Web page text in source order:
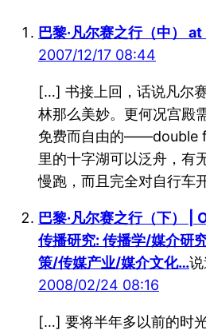
巴黎·凡尔赛之行（中）
2007/12/17 08:44
[…] 书接上回，话说凡尔
林那么美妙。更何况宫殿
免费而自由的——double
里的十字湖可以泛舟，有
慢跑，而且完全对自行车
巴黎·凡尔赛之行（下） |
传播研究: 传播学/媒介研
策/传媒产业/媒介文化…说
2008/02/24 08:16
[…] 要将半年多以前的时